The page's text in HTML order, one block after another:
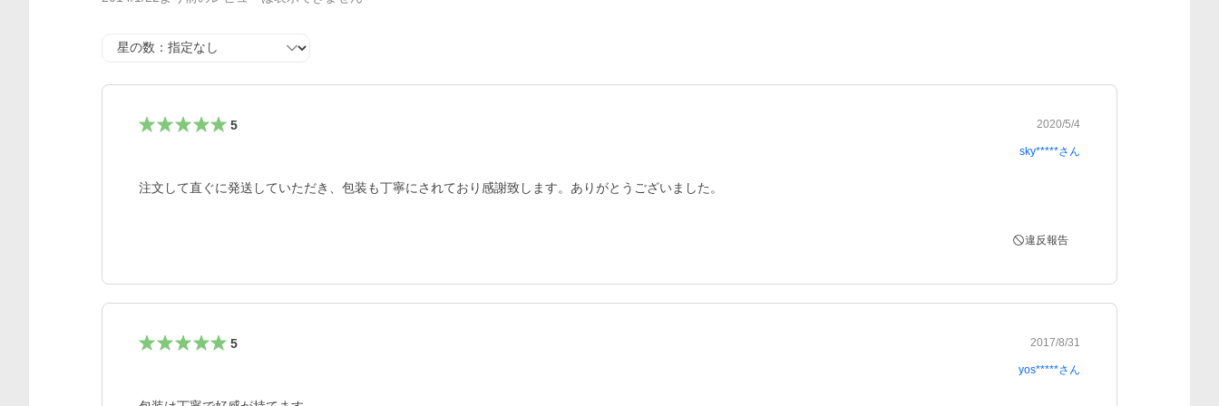
星の数
5 2020/5/4
sky*****さん
注文して直ぐに発送していただき、包装も丁寧にされており感謝致します。ありがとうございました。
違反報告
5 2017/8/31
yos*****さん